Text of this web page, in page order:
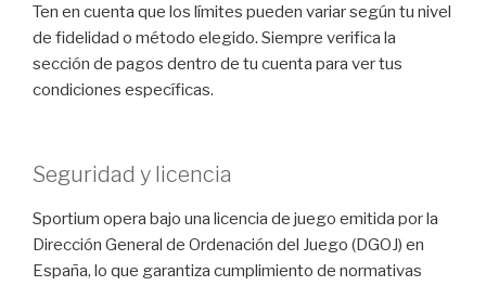
Ten en cuenta que los límites pueden variar según tu nivel
de fidelidad o método elegido. Siempre verifica la
sección de pagos dentro de tu cuenta para ver tus
condiciones específicas.
Seguridad y licencia
Sportium opera bajo una licencia de juego emitida por la
Dirección General de Ordenación del Juego (DGOJ) en
España, lo que garantiza cumplimiento de normativas